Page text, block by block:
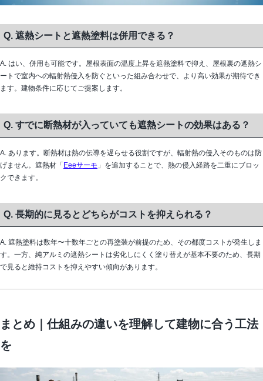
Q. 遮熱シートと遮熱塗料は併用できる？
A. はい、併用も可能です。屋根表面の温度上昇を遮熱塗料で抑え、屋根裏の遮熱シ
ートで室内への輻射熱侵入を防ぐといった組み合わせで、より高い効果が期待でき
ます。建物条件に応じてご提案します。
Q. すでに断熱材が入っていても遮熱シートの効果はある？
A. あります。断熱材は熱の伝導を遅らせる役割ですが、輻射熱の侵入そのものは防
げません。遮熱材「 Eeeサーモ 」を追加することで、熱の侵入経路を二重にブロッ
クできます。
Q. 長期的に見るとどちらがコストを抑えられる？
A. 遮熱塗料は数年〜十数年ごとの再塗装が前提のため、その都度コストが発生しま
す。一方、純アルミの遮熱シートは劣化しにくく塗り替えが基本不要のため、長期
で見ると維持コストを抑えやすい傾向があります。
まとめ｜仕組みの違いを理解して建物に合う工法
を